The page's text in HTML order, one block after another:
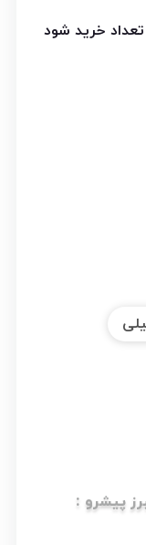
هر تعداد خرید شود